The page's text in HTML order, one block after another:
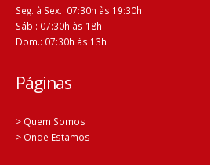
Seg. à Sex.: 07:30h às 19:30h
Sáb.: 07:30h às 18h
Dom.: 07:30h às 13h
Páginas
> Quem Somos
> Onde Estamos